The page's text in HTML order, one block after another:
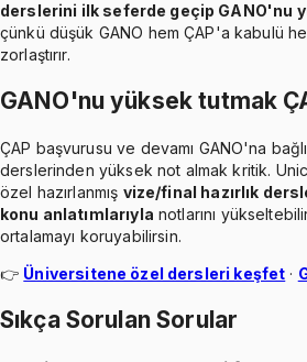
derslerini ilk seferde geçip GANO'nu
çünkü düşük GANO hem ÇAP'a kabulü
zorlaştırır.
GANO'nu yüksek tutmak
ÇAP başvurusu ve devamı GANO'na
derslerinden yüksek not almak kritik.
özel hazırlanmış vize/final hazırlık
konu anlatımlarıyla notlarını
ortalamayı koruyabilirsin.
👉 Üniversitene özel dersleri keşfet ·
Sıkça Sorulan Sorular